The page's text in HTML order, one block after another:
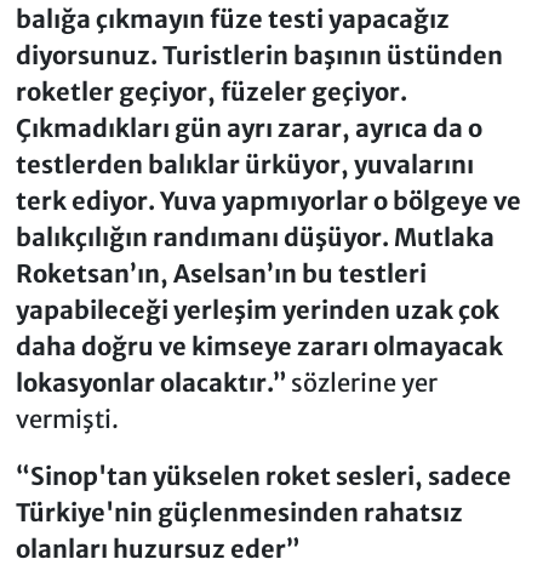
balığa çıkmayın füze testi yapacağız
diyorsunuz. Turistlerin başının üstünden
roketler geçiyor, füzeler geçiyor.
Çıkmadıkları gün ayrı zarar, ayrıca da o
testlerden balıklar ürküyor, yuvalarını
terk ediyor. Yuva yapmıyorlar o bölgeye ve
balıkçılığın randımanı düşüyor. Mutlaka
Roketsan’ın, Aselsan’ın bu testleri
yapabileceği yerleşim yerinden uzak çok
daha doğru ve kimseye zararı olmayacak
lokasyonlar olacaktır.” sözlerine yer
vermişti.
“Sinop'tan yükselen roket sesleri, sadece
Türkiye'nin güçlenmesinden rahatsız
olanları huzursuz eder”